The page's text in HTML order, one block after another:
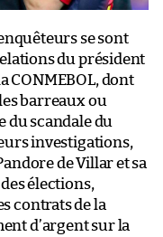
se sont
du président
CONMEBOL, dont
barreaux ou
du scandale du
investigations,
de Villar et sa
élections,
contrats de la
d’argent sur la